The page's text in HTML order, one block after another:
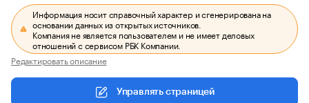
Информация носит справочный характер и сгенерирована на
основании данных из открытых источников.
Компания не является пользователем и не имеет деловых
отношений с сервисом РБК Компании.
Редактировать описание
Управлять страницей